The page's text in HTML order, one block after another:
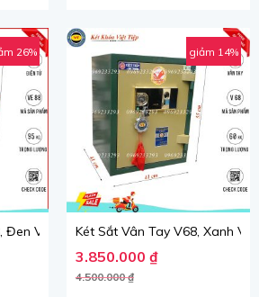
26%
Đen Vàng, Việt Tiệp, Nặng 95kg.
₫. ₫.
giảm 14%
Két Sắt Vân Tay V68, Xanh
4.500.000₫
Giá gốc là: 4.500.000 ₫.
3.850.000 ₫
Giá hiện tại là: 3.850.000 ₫.